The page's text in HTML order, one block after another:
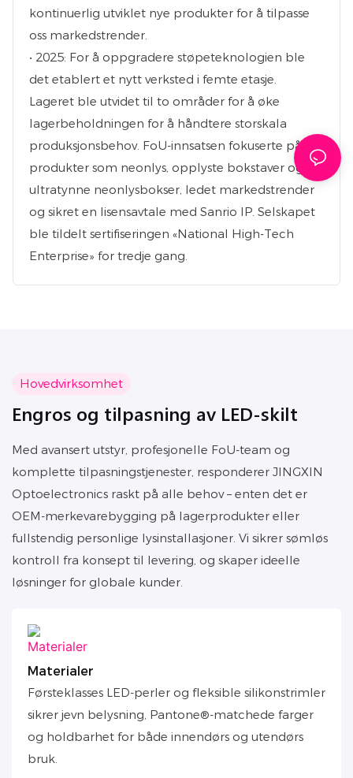
kontinuerlig utviklet nye produkter for å tilpasse
oss markedstrender.
• 2025: For å oppgradere støpeteknologien ble
det etablert et nytt verksted i femte etasje.
Lageret ble utvidet til to områder for å øke
lagerbeholdningen for å håndtere storskala
produksjonsbehov. FoU-innsatsen fokuserte på
produkter som neonlys, opplyste bokstaver og
ultratynne neonlysbokser, ledet markedstrender
og sikret en lisensavtale med Sanrio lP. Selskapet
ble tildelt sertifiseringen «National High-Tech
Enterprise» for tredje gang.
Hovedvirksomhet
Engros og tilpasning av LED-skilt
Med avansert utstyr, profesjonelle FoU-team og
komplette tilpasningstjenester, responderer JINGXIN
Optoelectronics raskt på alle behov – enten det er
OEM-merkevarebygging på lagerprodukter eller
fullstendig personlige lysinstallasjoner. Vi sikrer sømløs
kontroll fra konsept til levering, og skaper ideelle
løsninger for globale kunder.
Materialer
Førsteklasses LED-perler og fleksible silikonstrimler
sikrer jevn belysning, Pantone®-matchede farger
og holdbarhet for både innendørs og utendørs
bruk.